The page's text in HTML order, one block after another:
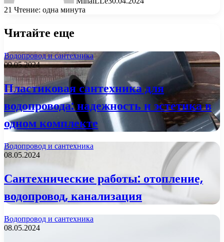
21 Чтение: одна минута
Читайте еще
Водопровод и сантехника
09.05.2024
Пластиковая сантехника для
водопровода: надежность и эстетика в
одном комплекте
Водопровод и сантехника
08.05.2024
Сантехнические работы: отопление,
водопровод, канализация
Водопровод и сантехника
08.05.2024